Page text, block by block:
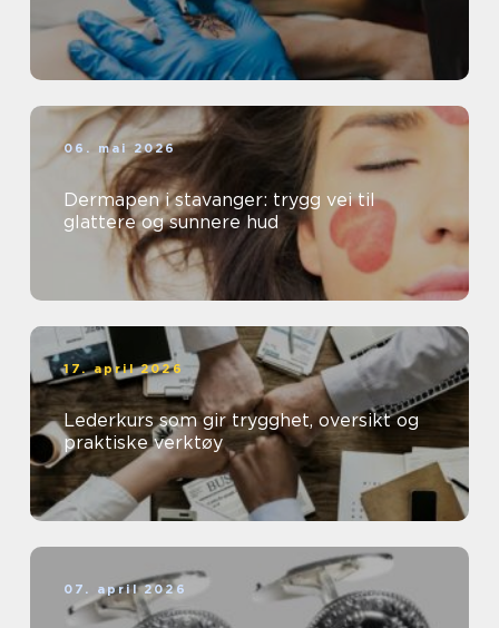
06. mai 2026
Dermapen i stavanger: trygg vei til
glattere og sunnere hud
17. april 2026
Lederkurs som gir trygghet, oversikt og
praktiske verktøy
07. april 2026